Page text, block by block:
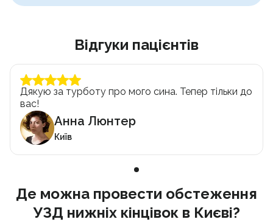
Відгуки пацієнтів
Дякую за турботу про мого сина. Тепер тільки до
вас!
Анна Люнтер
Київ
Де можна провести обстеження
УЗД нижніх кінцівок в Києві?